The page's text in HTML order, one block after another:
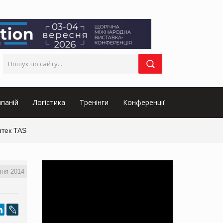
Логістика Тренінги Конференції
TAS
2014